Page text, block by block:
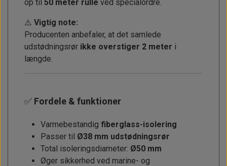
op til 50 meter rulle ved specialordre.
⚠️ Vigtig note:
Producenten anbefaler, at det samlede
udstødningsrør ikke overstiger 2 meter i
længde.
✅ Fordele & funktioner
Varmebestandig fiberglass-isolering
Passer til Ø38 mm udstødningsrør
Total isoleringsdiameter: Ø50 mm
Øger sikkerhed ved marine- og